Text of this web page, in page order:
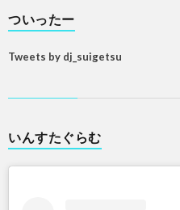
ついったー
Tweets by dj_suigetsu
いんすたぐらむ